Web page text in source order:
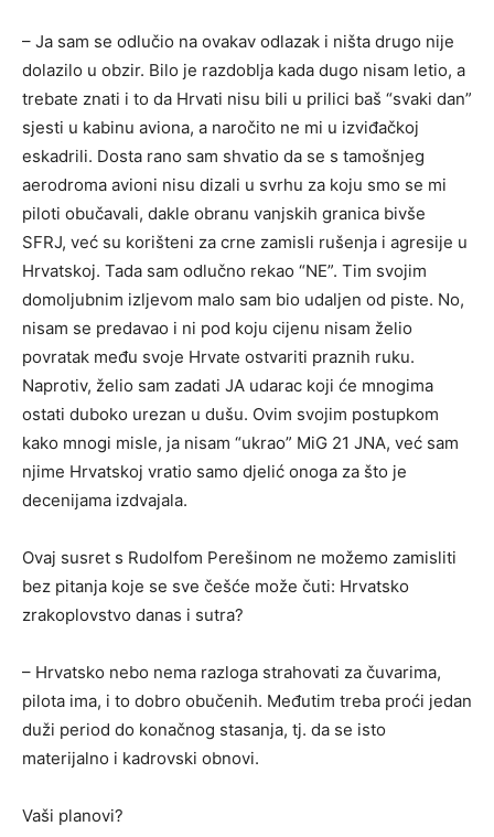
– Ja sam se odlučio na ovakav odlazak i ništa drugo nije
dolazilo u obzir. Bilo je razdoblja kada dugo nisam letio, a
trebate znati i to da Hrvati nisu bili u prilici baš “svaki dan”
sjesti u kabinu aviona, a naročito ne mi u izviđačkoj
eskadrili. Dosta rano sam shvatio da se s tamošnjeg
aerodroma avioni nisu dizali u svrhu za koju smo se mi
piloti obučavali, dakle obranu vanjskih granica bivše
SFRJ, već su korišteni za crne zamisli rušenja i agresije u
Hrvatskoj. Tada sam odlučno rekao “NE”. Tim svojim
domoljubnim izljevom malo sam bio udaljen od piste. No,
nisam se predavao i ni pod koju cijenu nisam želio
povratak među svoje Hrvate ostvariti praznih ruku.
Naprotiv, želio sam zadati JA udarac koji će mnogima
ostati duboko urezan u dušu. Ovim svojim postupkom
kako mnogi misle, ja nisam “ukrao” MiG 21 JNA, već sam
njime Hrvatskoj vratio samo djelić onoga za što je
decenijama izdvajala.
Ovaj susret s Rudolfom Perešinom ne možemo zamisliti
bez pitanja koje se sve češće može čuti: Hrvatsko
zrakoplovstvo danas i sutra?
– Hrvatsko nebo nema razloga strahovati za čuvarima,
pilota ima, i to dobro obučenih. Međutim treba proći jedan
duži period do konačnog stasanja, tj. da se isto
materijalno i kadrovski obnovi.
Vaši planovi?